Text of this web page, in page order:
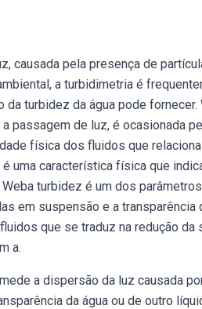
causada pela presença de
a turbidimetria é
turbidez da água pode
passagem de luz, é ocasionada
física dos fluidos que
uma característica física que
turbidez é um dos
em suspensão e a transparência
que se traduz na redução da
a.
a dispersão da luz causada
da água ou de outro